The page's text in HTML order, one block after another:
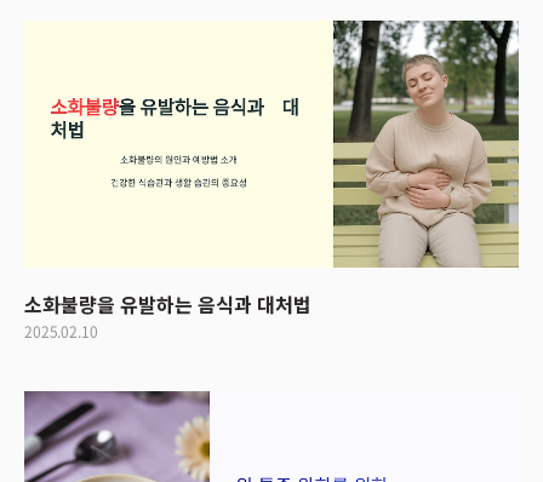
소화불량을 유발하는 음식과 대처법
2025.02.10